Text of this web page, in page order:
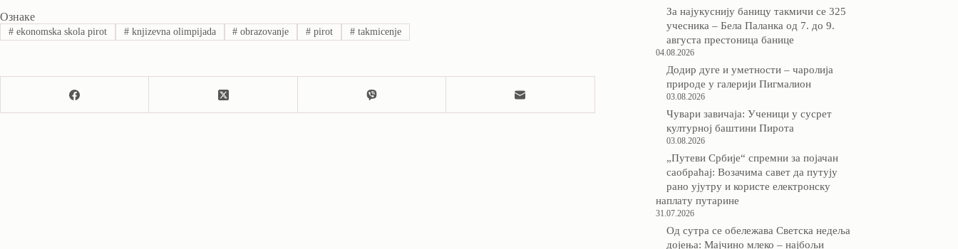
Ознаке
#ekonomska skola pirot #knjizevna olimpijada # obrazovanje # pirot # takmicenje
За најукуснију баницу такмичи се 325
учесника – Бела Паланка од 7. до 9.
августа престоница банице
04.08.2026
Додир дуге и уметности – чаролија
природе у галерији Пигмалион
03.08.2026
Чувари завичаја: Ученици у сусрет
културној баштини Пирота
03.08.2026
„Путеви Србије“ спремни за појачан
саобраћај: Возачима савет да путују
рано ујутру и користе електронску
наплату путарине
31.07.2026
Од сутра се обележава Светска недеља
дојења: Мајчино млеко – најбољи